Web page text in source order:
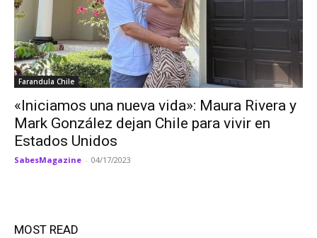
Farandula Chile
«Iniciamos una nueva vida»: Maura Rivera y
Mark González dejan Chile para vivir en
Estados Unidos
SabesMagazine - 04/17/2023
MOST READ